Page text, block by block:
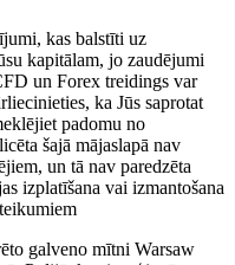
kas balstīti uz
kapitālam, jo zaudējumi
un Forex treidings var
ka Jūs saprotat
padomu no
šajā mājaslapā nav
un tā nav paredzēta
izplatīšana vai izmantošana
galveno mītni Warsaw